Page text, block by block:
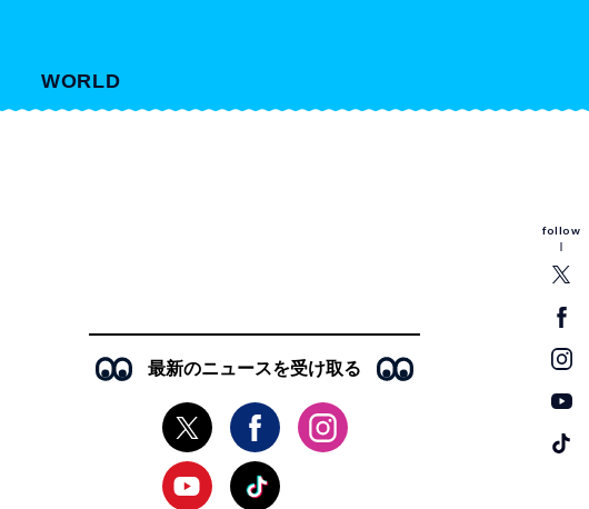
WORLD
follow
最新のニュースを受け取る